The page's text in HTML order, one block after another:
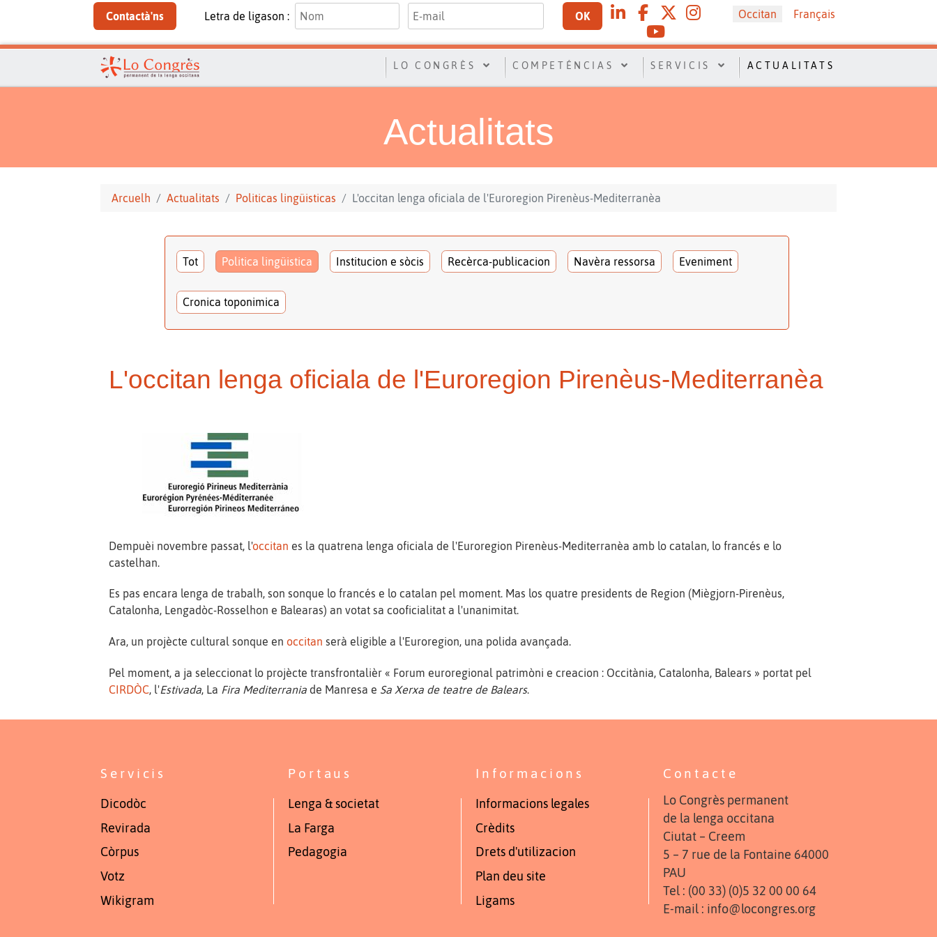
Contactà'ns Letra de ligason : OK Sélectionnez votre langue
Occitan Français
LO CONGRÈS COMPETÉNCIAS SERVICIS ACTUALITATS
Actualitats
Arcuelh Actualitats Politicas lingüisticas L'occitan lenga oficiala de l'Euroregion Pirenèus-Mediterranèa
Tot Politica lingüistica Institucion e sòcis Recèrca-publicacion Navèra ressorsa Eveniment
Cronica toponimica
L'occitan lenga oficiala de l'Euroregion Pirenèus-Mediterranèa
Dempuèi novembre passat, l'occitan es la quatrena lenga oficiala de l'Euroregion Pirenèus-Mediterranèa amb lo catalan, lo francés e lo
castelhan.
Es pas encara lenga de trabalh, son sonque lo francés e lo catalan pel moment. Mas los quatre presidents de Region (Miègjorn-Pirenèus,
Catalonha, Lengadòc-Rosselhon e Balearas) an votat sa cooficialitat a l'unanimitat.
Ara, un projècte cultural sonque enoccitan serà eligible a l'Euroregion, una polida avançada.
Pel moment, a ja seleccionat lo projècte transfrontalièr « Forum euroregional patrimòni e creacion : Occitània, Catalonha, Balears » portat pel
CIRDÒC, l'Estivada, La Fira Mediterrania de Manresa e Sa Xerxa de teatre de Balears.
Servicis
Dicodòc
Revirada
Còrpus
Votz
Wikigram
Portaus
Lenga & societat
La Farga
Pedagogia
Informacions
Informacions legales
Crèdits
Drets d'utilizacion
Plan deu site
Ligams
Contacte
Lo Congrès permanent
de la lenga occitana
Ciutat – Creem
5 – 7 rue de la Fontaine 64000
PAU
Tel : (00 33) (0)5 32 00 00 64
E-mail : info@locongres.org